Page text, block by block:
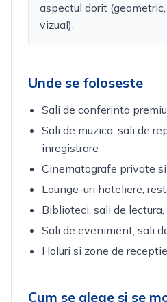
aspectul dorit
vizual).
Unde se foloseste
Sali de conferinta
Sali de muzica, sali de
inregistrare
Cinematografe private
Lounge-uri hoteliere,
Biblioteci, sali de
Sali de eveniment, sali
Holuri si zone de
Cum se alege si se